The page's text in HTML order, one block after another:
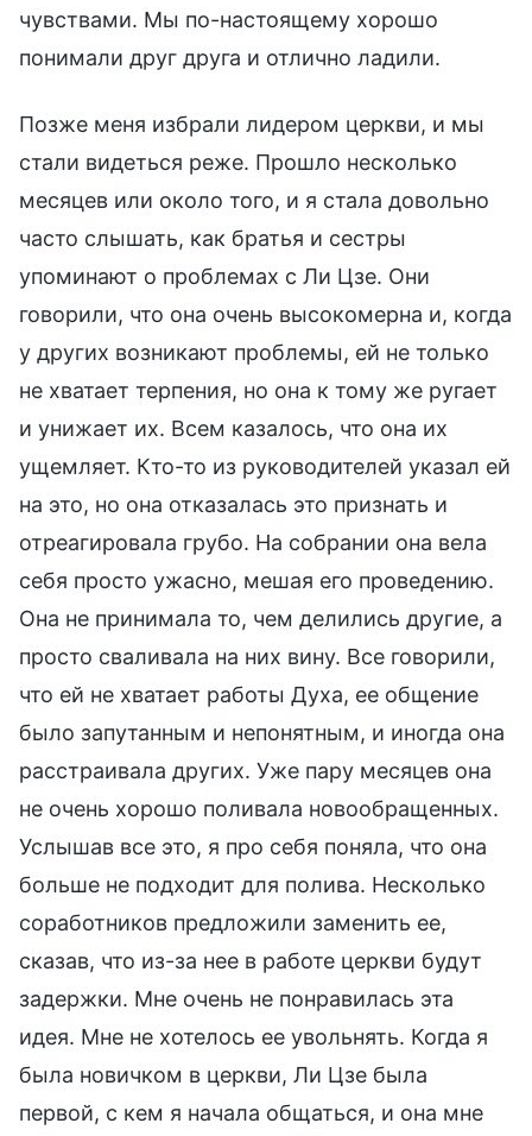
чувствами. Мы по-настоящему хорошо
понимали друг друга и отлично ладили.
Позже меня избрали лидером церкви, и мы
стали видеться реже. Прошло несколько
месяцев или около того, и я стала довольно
часто слышать, как братья и сестры
упоминают о проблемах с Ли Цзе. Они
говорили, что она очень высокомерна и, когда
у других возникают проблемы, ей не только
не хватает терпения, но она к тому же ругает
и унижает их. Всем казалось, что она их
ущемляет. Кто-то из руководителей указал ей
на это, но она отказалась это признать и
отреагировала грубо. На собрании она вела
себя просто ужасно, мешая его проведению.
Она не принимала то, чем делились другие, а
просто сваливала на них вину. Все говорили,
что ей не хватает работы Духа, ее общение
было запутанным и непонятным, и иногда она
расстраивала других. Уже пару месяцев она
не очень хорошо поливала новообращенных.
Услышав все это, я про себя поняла, что она
больше не подходит для полива. Несколько
соработников предложили заменить ее,
сказав, что из-за нее в работе церкви будут
задержки. Мне очень не понравилась эта
идея. Мне не хотелось ее увольнять. Когда я
была новичком в церкви, Ли Цзе была
первой, с кем я начала общаться, и она мне